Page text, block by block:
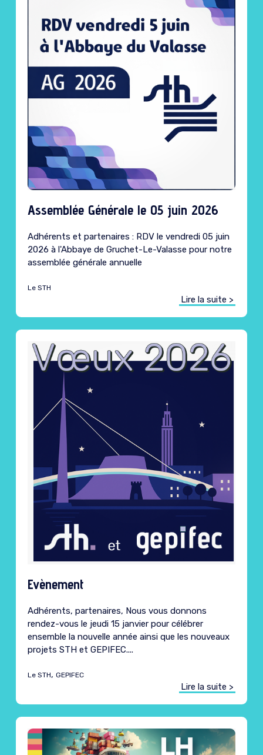
Assemblée Générale le 05 juin 2026
Adhérents et partenaires : RDV le vendredi 05 juin
2026 à l'Abbaye de Gruchet-Le-Valasse pour notre
assemblée générale annuelle
Le STH
Lire la suite >
Evènement
Adhérents, partenaires, Nous vous donnons
rendez-vous le jeudi 15 janvier pour célébrer
ensemble la nouvelle année ainsi que les nouveaux
projets STH et GEPIFEC....
Le STH, GEPIFEC
Lire la suite >